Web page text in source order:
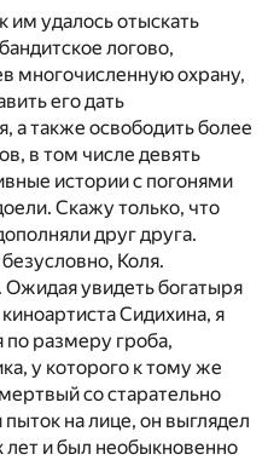
им удалось отыскать
логово,
многочисленную охрану,
его дать
а также освободить более
в том числе девять
истории с погонями
Скажу только, что
друг друга.
Коля.
Ожидая увидеть богатыря
Сидихина, я
размеру гроба,
у которого к тому же
со старательно
на лице, он выглядел
и был необыкновенно